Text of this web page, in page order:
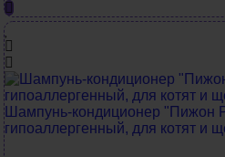
Шампунь-кондиционер "Пижон
гипоаллергенный, для котят и